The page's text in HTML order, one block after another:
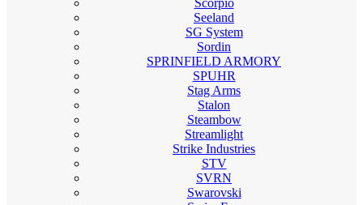
Seeland
SG System
Sordin
SPRINFIELD ARMORY
SPUHR
Stag Arms
Stalon
Steambow
Streamlight
Strike Industries
STV
SVRN
Swarovski